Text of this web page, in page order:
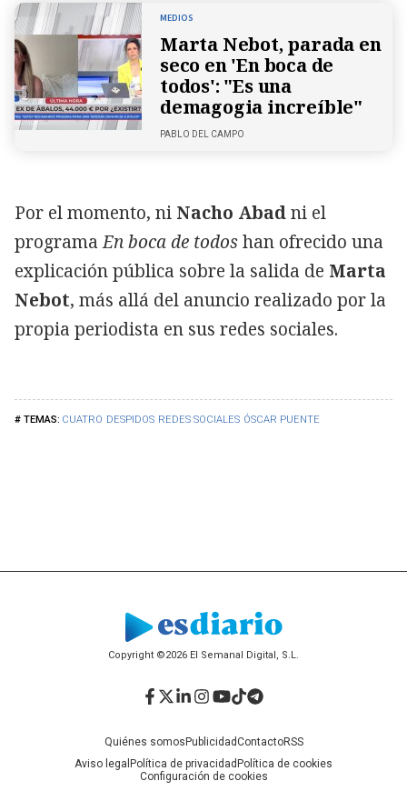
CUATRO DESPIDOS REDES SOCIALES ÓSCAR PUENTE
MEDIOS
Marta Nebot, parada en
seco en 'En boca de
todos': "Es una
demagogia increíble"
PABLO DEL CAMPO
Por el momento, ni Nacho Abadni el
programaEn boca de todoshan ofrecido una
explicación pública sobre la salida de Marta
Nebot, más allá del anuncio realizado por la
propia periodista en sus redes sociales.
Copyright ©2026 El Semanal Digital, S.L.
Quiénes somos PublicidadContactoRSS
Aviso legal Política de privacidad Política de cookies
Configuración de cookies
Facebook
Twitter
LinkedIn
Instagram
YouTube
TikTok
Telegram